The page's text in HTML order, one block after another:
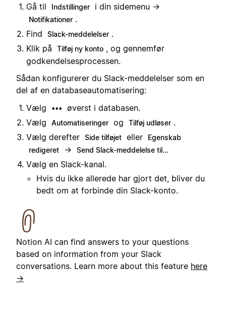
Gå til
Indstillinger i din sidemenu →
Notifikationer .
Find
Slack-meddelelser .
Klik på
Tilføj ny konto
, og gennemfør
godkendelsesprocessen.
Sådan konfigurerer du Slack-meddelelser som en
del af en databaseautomatisering:
Vælg
•••
øverst i databasen.
Vælg
Automatiseringer og Tilføj udløser .
Vælg derefter Side tilføjet eller
Egenskab
redigeret
→ Send Slack-meddelelse til...
Vælg en Slack-kanal.
Hvis du ikke allerede har gjort det, bliver du
bedt om at forbinde din Slack-konto.
Notion AI can find answers to your questions
based on information from your Slack
conversations. Learn more about this feature here
→